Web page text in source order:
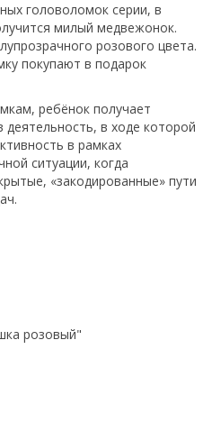
головоломок серии, в
милый медвежонок.
розового цвета.
покупают в подарок
ребёнок получает
в ходе которой
в рамках
ситуации, когда
«закодированные» пути
розовый"